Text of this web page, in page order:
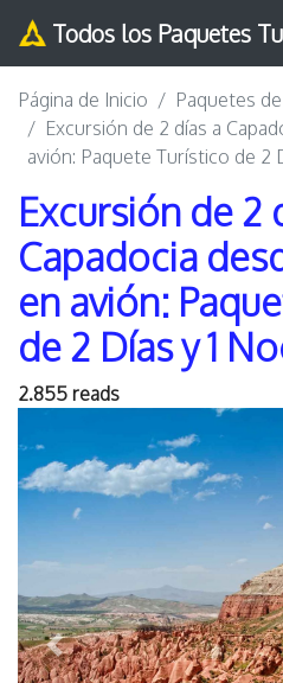
Todos los Paquetes
Página de Inicio
Paquetes
Excursión de 2 días a
avión: Paquete Turístico de 2
Excursión de 2
Capadocia
en avión:
de 2 Días y 1
2.855 reads
Previous